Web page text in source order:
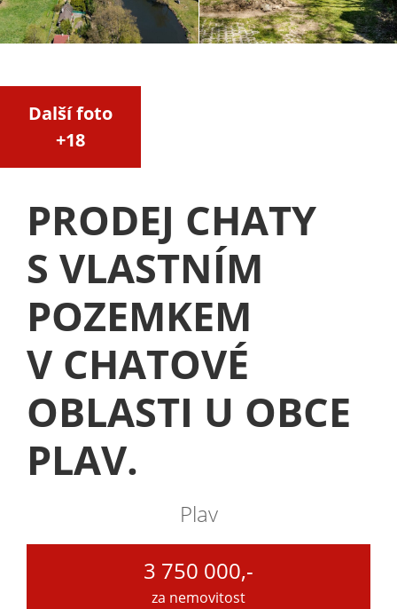
Další foto
+18
PRODEJ CHATY
S VLASTNÍM
POZEMKEM
V CHATOVÉ
OBLASTI U OBCE
PLAV.
Plav
3 750 000,-
za nemovitost